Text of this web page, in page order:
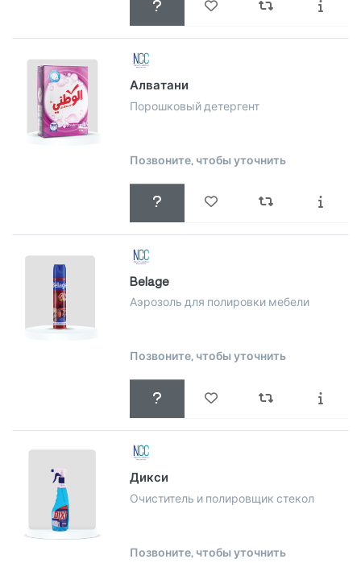
Алватани
Порошковый детергент
Позвоните, чтобы уточнить
Belage
Аэрозоль для полировки мебели
Позвоните, чтобы уточнить
Дикси
Очиститель и полировщик стекол
Позвоните, чтобы уточнить